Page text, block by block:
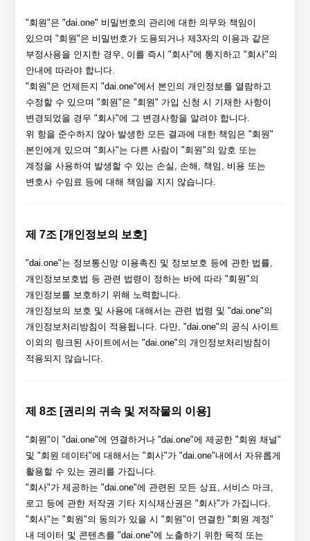
"회원"은 "dai.one" 비밀번호의 관리에 대한 의무와 책임이
있으며 "회원"은 비밀번호가 도용되거나 제3자의 이용과 같은
부정사용을 인지한 경우, 이를 즉시 "회사"에 통지하고 "회사"의
안내에 따라야 합니다.
"회원"은 언제든지 "dai.one"에서 본인의 개인정보를 열람하고
수정할 수 있으며 "회원"은 "회원" 가입 신청 시 기재한 사항이
변경되었을 경우 "회사"에 그 변경사항을 알려야 합니다.
위 항을 준수하지 않아 발생한 모든 결과에 대한 책임은 "회원"
본인에게 있으며 "회사"는 다른 사람이 "회원"의 암호 또는
계정을 사용하여 발생할 수 있는 손실, 손해, 책임, 비용 또는
변호사 수임료 등에 대해 책임을 지지 않습니다.
제 7조 [개인정보의 보호]
"dai.one"는 정보통신망 이용촉진 및 정보보호 등에 관한 법률,
개인정보보호법 등 관련 법령이 정하는 바에 따라 "회원"의
개인정보를 보호하기 위해 노력합니다.
개인정보의 보호 및 사용에 대해서는 관련 법령 및 "dai.one"의
개인정보처리방침이 적용됩니다. 다만, "dai.one"의 공식 사이트
이외의 링크된 사이트에서는 "dai.one"의 개인정보처리방침이
적용되지 않습니다.
제 8조 [권리의 귀속 및 저작물의 이용]
"회원"이 "dai.one"에 연결하거나 "dai.one"에 제공한 "회원 채널"
및 "회원 데이터"에 대해서는 "회사"가 "dai.one"내에서 자유롭게
활용할 수 있는 권리를 가집니다.
"회사"가 제공하는 "dai.one"에 관련된 모든 상표, 서비스 마크,
로고 등에 관한 저작권 기타 지식재산권은 "회사"가 가집니다.
"회사"는 "회원"의 동의가 있을 시 "회원"이 연결한 "회원 계정"
내 데이터 및 콘텐츠를 "dai.one"에 노출하기 위한 목적 또는